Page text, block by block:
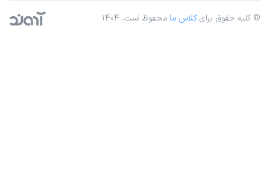
© کلیه حقوق برایکلاس ما محفوظ است. ۱۴۰۴